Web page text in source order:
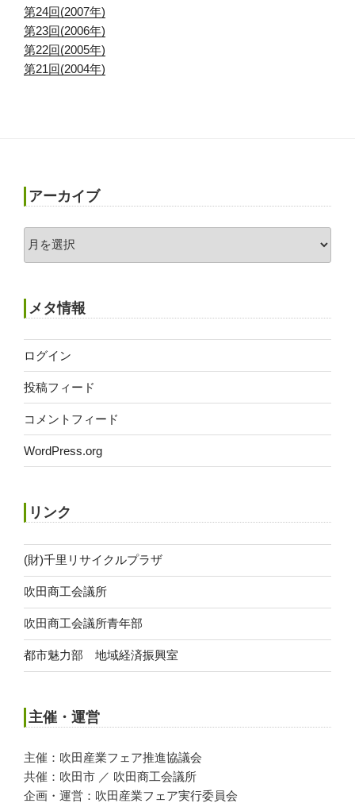
第24回(2007年)
第23回(2006年)
第22回(2005年)
第21回(2004年)
アーカイブ
ー
ブメタ情報
ログイン
投稿フィード
コメントフィード
WordPress.org
リンク
(財)千里リサイクルプラザ
吹田商工会議所
吹田商工会議所青年部
都市魅力部 地域経済振興室
主催・運営
主催：吹田産業フェア推進協議会
共催：吹田市 ／ 吹田商工会議所
企画・運営：吹田産業フェア実行委員会